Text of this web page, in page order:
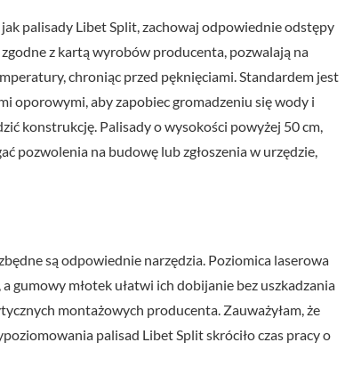
palisady Libet Split, zachowaj odpowiednie odstępy
z kartą wyrobów producenta, pozwalają na
chroniąc przed pęknięciami. Standardem jest
oporowymi, aby zapobiec gromadzeniu się wody i
konstrukcję. Palisady o wysokości powyżej 50 cm,
pozwolenia na budowę lub zgłoszenia w urzędzie,
są odpowiednie narzędzia. Poziomica laserowa
młotek ułatwi ich dobijanie bez uszkadzania
montażowych producenta. Zauważyłam, że
palisad Libet Split skróciło czas pracy o